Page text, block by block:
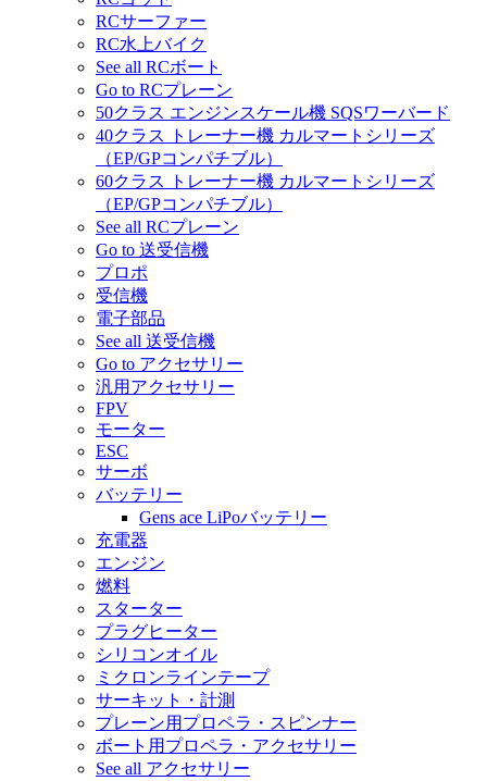
RCサーファー
RC水上バイク
See all RCボート
Go to RCプレーン
50クラス エンジンスケール機 SQSワーバード
40クラス トレーナー機 カルマートシリーズ
（EP/GPコンパチブル）
60クラス トレーナー機 カルマートシリーズ
（EP/GPコンパチブル）
See all RCプレーン
Go to 送受信機
プロポ
受信機
電子部品
See all 送受信機
Go to アクセサリー
汎用アクセサリー
FPV
モーター
ESC
サーボ
バッテリー
Gens ace LiPoバッテリー
充電器
エンジン
燃料
スターター
プラグヒーター
シリコンオイル
ミクロンラインテープ
サーキット・計測
プレーン用プロペラ・スピンナー
ボート用プロペラ・アクセサリー
See all アクセサリー